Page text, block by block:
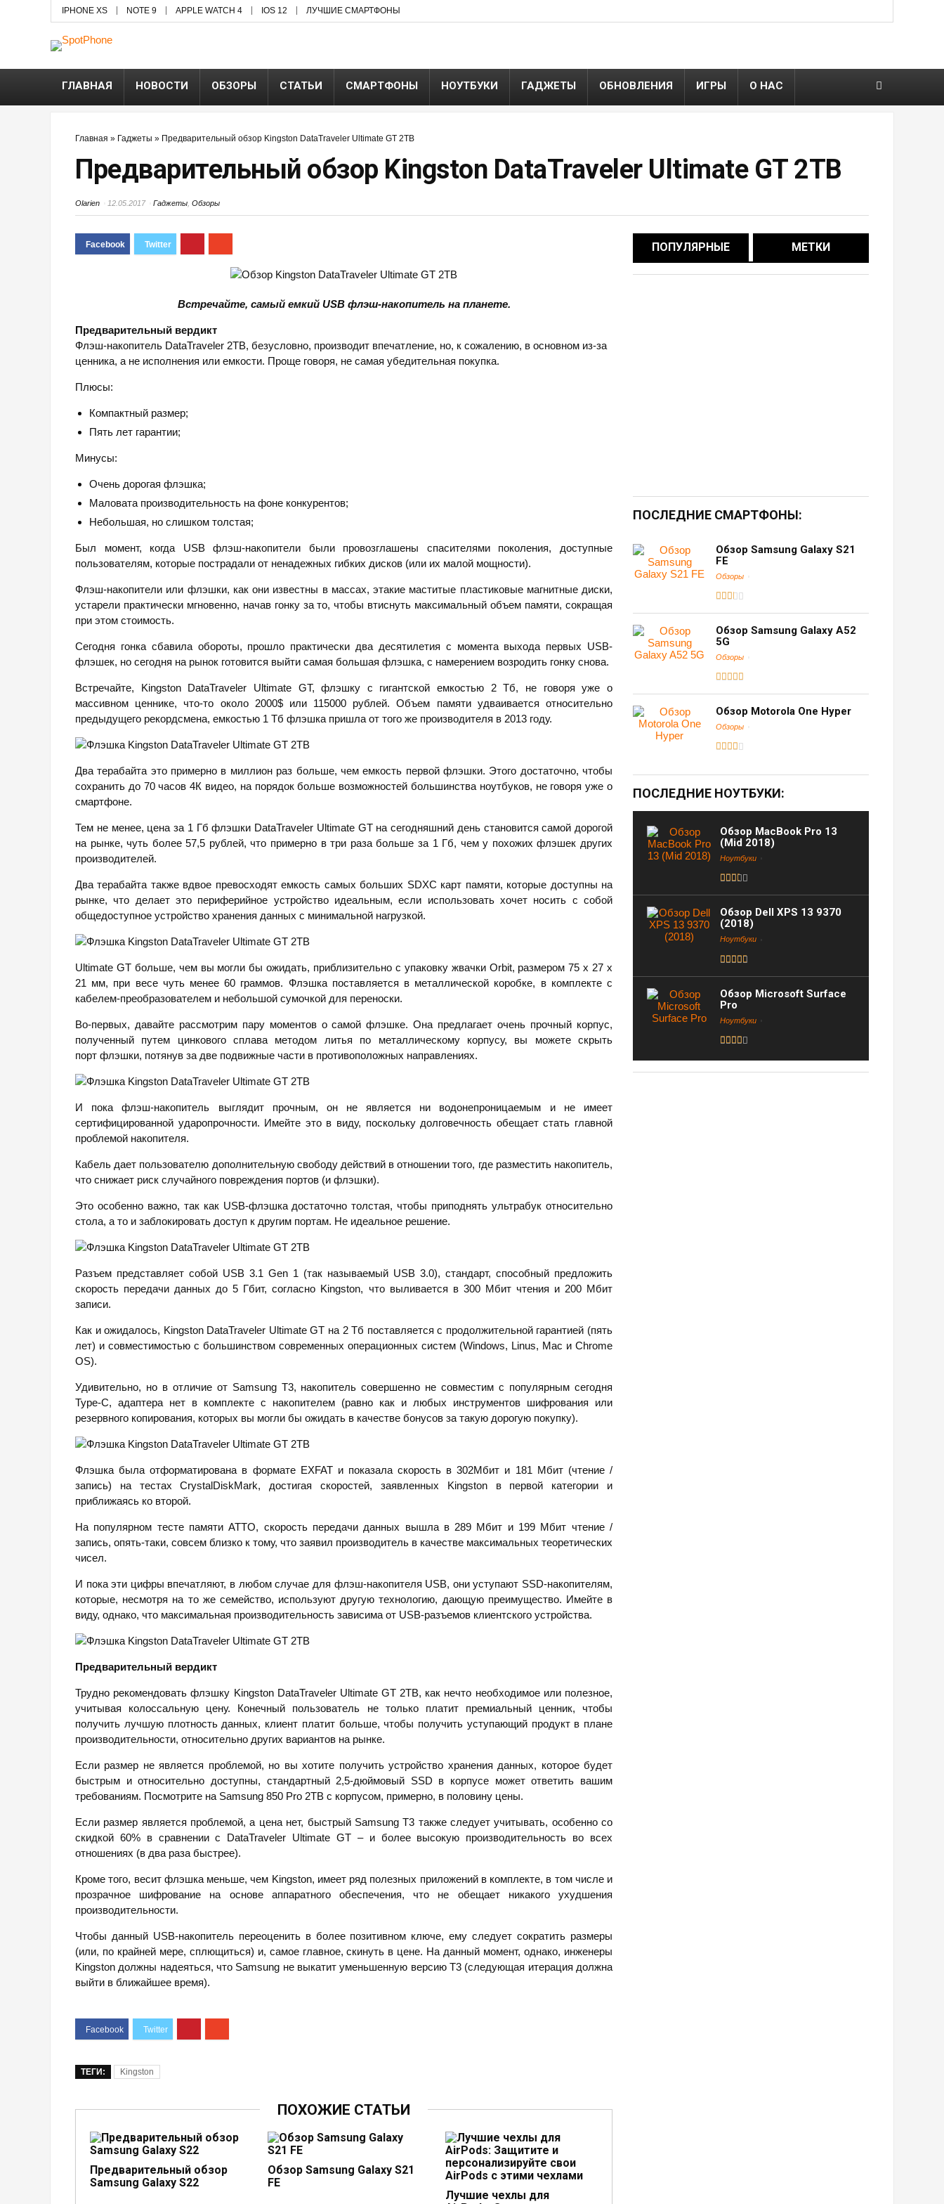
IPHONE XS NOTE 9 APPLE WATCH 4 IOS 12 ЛУЧШИЕ СМАРТФОНЫ
ГЛАВНАЯ НОВОСТИ ОБЗОРЫ СТАТЬИ СМАРТФОНЫ НОУТБУКИ ГАДЖЕТЫ ОБНОВЛЕНИЯ ИГРЫ О НАС
Главная » Гаджеты » Предварительный обзор Kingston DataTraveler Ultimate GT 2TB
Предварительный обзор Kingston DataTraveler Ultimate GT 2TB
Olarien 12.05.2017 Гаджеты Обзоры
Встречайте, самый емкий USB флэш-накопитель на планете.
Предварительный вердикт
Флэш-накопитель DataTraveler 2TB, безусловно, производит впечатление, но, к сожалению, в основном из-за
ценника, а не исполнения или емкости. Проще говоря, не самая убедительная покупка.
Плюсы:
Компактный размер;
Пять лет гарантии;
Минусы:
Очень дорогая флэшка;
Маловата производительность на фоне конкурентов;
Небольшая, но слишком толстая;
Был момент, когда USB флэш-накопители были провозглашены спасителями поколения, доступные
пользователям, которые пострадали от ненадежных гибких дисков (или их малой мощности).
Флэш-накопители или флэшки, как они известны в массах, этакие маститые пластиковые магнитные диски,
устарели практически мгновенно, начав гонку за то, чтобы втиснуть максимальный объем памяти, сокращая
при этом стоимость.
Сегодня гонка сбавила обороты, прошло практически два десятилетия с момента выхода первых USB-
флэшек, но сегодня на рынок готовится выйти самая большая флэшка, с намерением возродить гонку снова.
Встречайте, Kingston DataTraveler Ultimate GT, флэшку с гигантской емкостью 2 Тб, не говоря уже о
массивном ценнике, что-то около 2000$ или 115000 рублей. Объем памяти удваивается относительно
предыдущего рекордсмена, емкостью 1 Тб флэшка пришла от того же производителя в 2013 году.
Два терабайта это примерно в миллион раз больше, чем емкость первой флэшки. Этого достаточно, чтобы
сохранить до 70 часов 4К видео, на порядок больше возможностей большинства ноутбуков, не говоря уже о
смартфоне.
Тем не менее, цена за 1 Гб флэшки DataTraveler Ultimate GT на сегодняшний день становится самой дорогой
на рынке, чуть более 57,5 рублей, что примерно в три раза больше за 1 Гб, чем у похожих флэшек других
производителей.
Два терабайта также вдвое превосходят емкость самых больших SDXC карт памяти, которые доступны на
рынке, что делает это периферийное устройство идеальным, если использовать хочет носить с собой
общедоступное устройство хранения данных с минимальной нагрузкой.
Ultimate GT больше, чем вы могли бы ожидать, приблизительно с упаковку жвачки Orbit, размером 75 х 27 х
21 мм, при весе чуть менее 60 граммов. Флэшка поставляется в металлической коробке, в комплекте с
кабелем-преобразователем и небольшой сумочкой для переноски.
Во-первых, давайте рассмотрим пару моментов о самой флэшке. Она предлагает очень прочный корпус,
полученный путем цинкового сплава методом литья по металлическому корпусу, вы можете скрыть
порт флэшки, потянув за две подвижные части в противоположных направлениях.
И пока флэш-накопитель выглядит прочным, он не является ни водонепроницаемым и не имеет
сертифицированной ударопрочности. Имейте это в виду, поскольку долговечность обещает стать главной
проблемой накопителя.
Кабель дает пользователю дополнительную свободу действий в отношении того, где разместить накопитель,
что снижает риск случайного повреждения портов (и флэшки).
Это особенно важно, так как USB-флэшка достаточно толстая, чтобы приподнять ультрабук относительно
стола, а то и заблокировать доступ к другим портам. Не идеальное решение.
Разъем представляет собой USB 3.1 Gen 1 (так называемый USB 3.0), стандарт, способный предложить
скорость передачи данных до 5 Гбит, согласно Kingston, что выливается в 300 Мбит чтения и 200 Мбит
записи.
Как и ожидалось, Kingston DataTraveler Ultimate GT на 2 Тб поставляется с продолжительной гарантией (пять
лет) и совместимостью с большинством современных операционных систем (Windows, Linus, Mac и Chrome
OS).
Удивительно, но в отличие от Samsung T3, накопитель совершенно не совместим с популярным сегодня
Type-C, адаптера нет в комплекте с накопителем (равно как и любых инструментов шифрования или
резервного копирования, которых вы могли бы ожидать в качестве бонусов за такую дорогую покупку).
Флэшка была отформатирована в формате EXFAT и показала скорость в 302Мбит и 181 Мбит (чтение /
запись) на тестах CrystalDiskMark, достигая скоростей, заявленных Kingston в первой категории и
приближаясь ко второй.
На популярном тесте памяти ATTO, скорость передачи данных вышла в 289 Мбит и 199 Мбит чтение /
запись, опять-таки, совсем близко к тому, что заявил производитель в качестве максимальных теоретических
чисел.
И пока эти цифры впечатляют, в любом случае для флэш-накопителя USB, они уступают SSD-накопителям,
которые, несмотря на то же семейство, используют другую технологию, дающую преимущество. Имейте в
виду, однако, что максимальная производительность зависима от USB-разъемов клиентского устройства.
Предварительный вердикт
Трудно рекомендовать флэшку Kingston DataTraveler Ultimate GT 2TB, как нечто необходимое или полезное,
учитывая колоссальную цену. Конечный пользователь не только платит премиальный ценник, чтобы
получить лучшую плотность данных, клиент платит больше, чтобы получить уступающий продукт в плане
производительности, относительно других вариантов на рынке.
Если размер не является проблемой, но вы хотите получить устройство хранения данных, которое будет
быстрым и относительно доступны, стандартный 2,5-дюймовый SSD в корпусе может ответить вашим
требованиям. Посмотрите на Samsung 850 Pro 2TB с корпусом, примерно, в половину цены.
Если размер является проблемой, а цена нет, быстрый Samsung T3 также следует учитывать, особенно со
скидкой 60% в сравнении с DataTraveler Ultimate GT – и более высокую производительность во всех
отношениях (в два раза быстрее).
Кроме того, весит флэшка меньше, чем Kingston, имеет ряд полезных приложений в комплекте, в том числе и
прозрачное шифрование на основе аппаратного обеспечения, что не обещает никакого ухудшения
производительности.
Чтобы данный USB-накопитель переоценить в более позитивном ключе, ему следует сократить размеры
(или, по крайней мере, сплющиться) и, самое главное, скинуть в цене. На данный момент, однако, инженеры
Kingston должны надеяться, что Samsung не выкатит уменьшенную версию Т3 (следующая итерация должна
выйти в ближайшее время).
ТЕГИ: Kingston
ПОХОЖИЕ СТАТЬИ
Предварительный обзор
Samsung Galaxy S22
Обзор Samsung Galaxy S21
FE
Лучшие чехлы для
ПОПУЛЯРНЫЕ МЕТКИ
ПОСЛЕДНИЕ СМАРТФОНЫ:
Обзор Samsung Galaxy S21
FE
Обзоры
Обзор Samsung Galaxy A52
5G
Обзоры
Обзор Motorola One Hyper
Обзоры
ПОСЛЕДНИЕ НОУТБУКИ:
Обзор MacBook Pro 13
(Mid 2018)
Ноутбуки
Обзор Dell XPS 13 9370
(2018)
Ноутбуки
Обзор Microsoft Surface
Pro
Ноутбуки